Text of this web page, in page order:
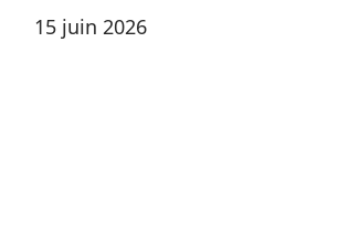
15 juin 2026